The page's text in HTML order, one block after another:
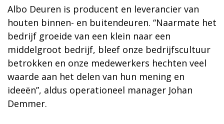
Albo Deuren is producent en leverancier van
houten binnen- en buitendeuren. “Naarmate het
bedrijf groeide van een klein naar een
middelgroot bedrijf, bleef onze bedrijfscultuur
betrokken en onze medewerkers hechten veel
waarde aan het delen van hun mening en
ideeën”, aldus operationeel manager Johan
Demmer.